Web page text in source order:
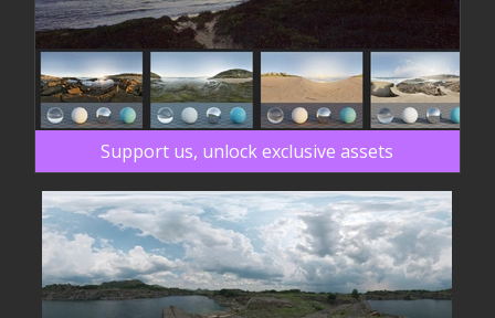
Support us, unlock exclusive assets